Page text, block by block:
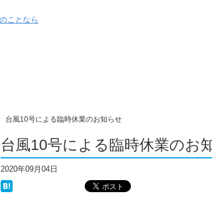
台風10号による臨時休業のお知らせ
台風10号による臨時休業のお
2020年09月04日